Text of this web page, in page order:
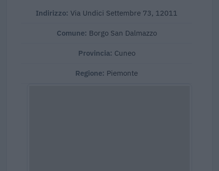
Indirizzo: Via Undici Settembre 73, 12011
Comune: Borgo San Dalmazzo
Provincia: Cuneo
Regione: Piemonte